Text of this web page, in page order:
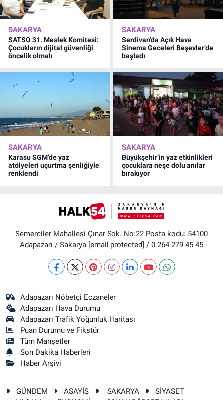
SAKARYA
SATSO 31. Meslek Komitesi:
Çocukların dijital güvenliği
öncelik olmalı
SAKARYA
Serdivan’da Açık Hava
Sinema Geceleri Beşevler’de
başladı
SAKARYA
Karasu SGM’de yaz
atölyeleri uçurtma şenliğiyle
renklendi
SAKARYA
Büyükşehir’in yaz etkinlikleri
çocuklara neşe dolu anılar
bırakıyor
Semerciler Mahallesi Çınar Sok. No:22 Posta kodu: 54100
Adapazarı / Sakarya [email protected] / 0 264 279 45 45
Adapazarı Nöbetçi Eczaneler
Adapazarı Hava Durumu
Adapazarı Trafik Yoğunluk Haritası
Puan Durumu ve Fikstür
Tüm Manşetler
Son Dakika Haberleri
Haber Arşivi
GÜNDEM ASAYİŞ SAKARYA
SİYASET